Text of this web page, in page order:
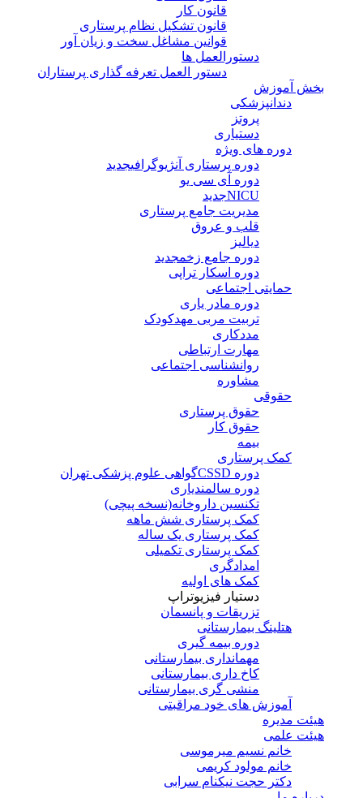
قانون کار
قانون تشکیل نظام پرستاری
قوانین مشاغل سخت و زیان آور
دستورالعمل ها
دستور العمل تعرفه گذاری پرستاران
بخش آموزش
دندانپزشکی
پروتز
دستیاری
دوره های ویژه
دوره پرستاری آنژیوگرافیجدید
دوره آی سی یو
NICUجدید
مدیریت جامع پرستاری
قلب و عروق
دیالیز
دوره جامع زخمجدید
دوره اسکار تراپی
حمایتی اجتماعی
دوره مادر یاری
تربیت مربی مهدکودک
مددکاری
مهارت ارتباطی
روانشناسی اجتماعی
مشاوره
حقوقی
حقوق پرستاری
حقوق کار
بیمه
کمک پرستاری
دوره CSSD
گواهی علوم پزشکی تهران
دوره سالمندیاری
تکنسین داروخانه(نسخه پیچی)
کمک پرستاری شش ماهه
کمک پرستاری یک ساله
کمک پرستاری تکمیلی
امدادگری
کمک های اولیه
دستیار فیزیوتراپ
تزریقات و پانسمان
هتلینگ بیمارستانی
دوره بیمه گیری
مهمانداری بیمارستانی
کاخ داری بیمارستانی
منشی گری بیمارستانی
آموزش های خود مراقبتی
هیئت مدیره
هیئت علمی
خانم نسیم میرموسی
خانم مولود کریمی
دکتر حجت نیکنام سرابی